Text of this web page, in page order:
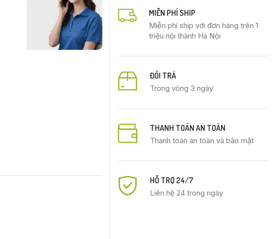
MIỄN PHÍ SHIP
Miễn phí ship với đơn hàng trên 1
triệu nội thành Hà Nội
ĐỔI TRẢ
Trong vòng 3 ngày
THANH TOÁN AN TOÀN
Thanh toán an toàn và bảo mật
HỖ TRỢ 24/7
Liên hệ 24 trong ngày